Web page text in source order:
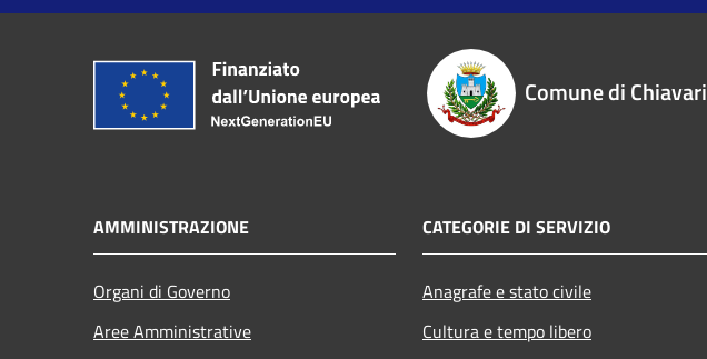
Comune di Chiavari
AMMINISTRAZIONE
Organi di Governo
Aree Amministrative
CATEGORIE DI SERVIZIO
Anagrafe e stato civile
Cultura e tempo libero